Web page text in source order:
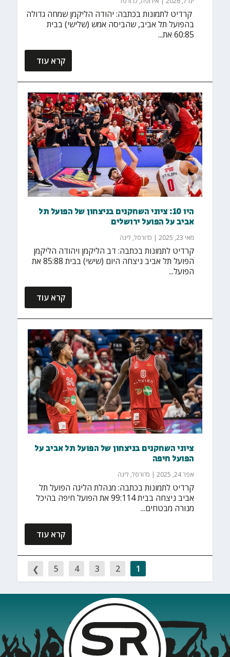
‏ קרדיט לתמונות בכתבה: יהודה הליקמן שמחה גדולה
בהפועל תל אביב, שהביסה אמש (שלישי) בבית
60:85 את...
קרא עוד
היו 10: ציוני השחקנים בניצחון של הפועל תל
אביב על הפועל ירושלים
מאי 23, 2025 | כדורסל, ליגה
קרדיט לתמונות בכתבה: דב הליקמן ויהודה הליקמן
הפועל תל אביב ניצחה היום (שישי) בבית 85:88 את
הפועל...
קרא עוד
ציוני השחקנים בניצחון של הפועל תל אביב על
הפועל חיפה
אפר 24, 2025 | כדורסל, ליגה
קרדיט לתמונות בכתבה: מנהלת הליגה הפועל תל
אביב ניצחה בבית 99:114 את הפועל חיפה בהיכל
מנורה מבטחים...
קרא עוד
1
2
3
4
5